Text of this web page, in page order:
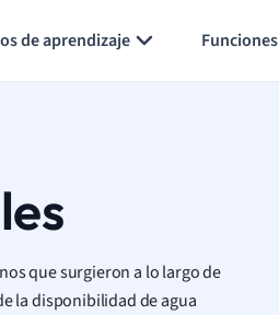
de aprendizaje Funciones
que surgieron a lo largo de
la disponibilidad de agua